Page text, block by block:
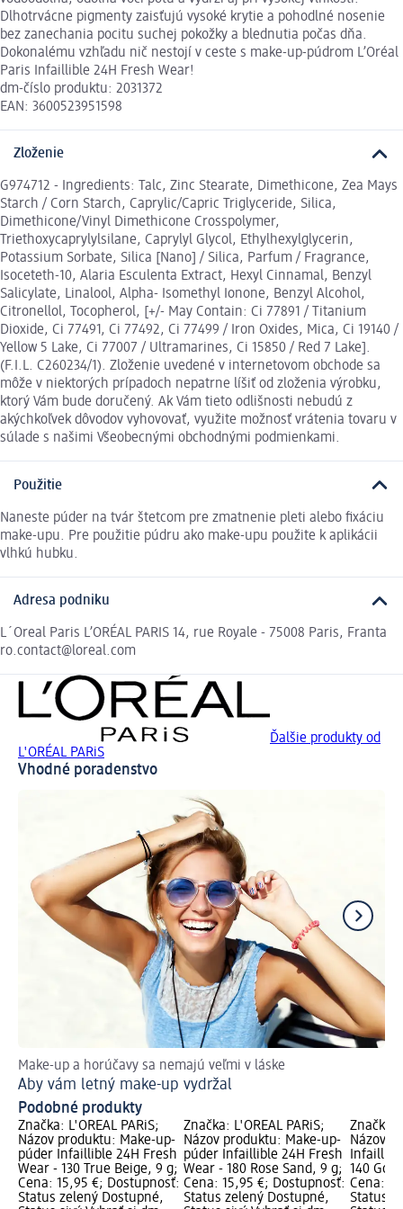
Dlhotrvácne pigmenty zaisťujú vysoké krytie a pohodlné nosenie
bez zanechania pocitu suchej pokožky a blednutia počas dňa.
Dokonalému vzhľadu nič nestojí v ceste s make-up-púdrom L’Oréal
Paris Infaillible 24H Fresh Wear!
dm-číslo produktu: 2031372
EAN: 3600523951598
Zloženie
G974712 - Ingredients: Talc, Zinc Stearate, Dimethicone, Zea Mays
Starch / Corn Starch, Caprylic/Capric Triglyceride, Silica,
Dimethicone/Vinyl Dimethicone Crosspolymer,
Triethoxycaprylylsilane, Caprylyl Glycol, Ethylhexylglycerin,
Potassium Sorbate, Silica [Nano] / Silica, Parfum / Fragrance,
Isoceteth-10, Alaria Esculenta Extract, Hexyl Cinnamal, Benzyl
Salicylate, Linalool, Alpha- Isomethyl Ionone, Benzyl Alcohol,
Citronellol, Tocopherol, [+/- May Contain: Ci 77891 / Titanium
Dioxide, Ci 77491, Ci 77492, Ci 77499 / Iron Oxides, Mica, Ci 19140 /
Yellow 5 Lake, Ci 77007 / Ultramarines, Ci 15850 / Red 7 Lake].
(F.I.L. C260234/1). Zloženie uvedené v internetovom obchode sa
môže v niektorých prípadoch nepatrne líšiť od zloženia výrobku,
ktorý Vám bude doručený. Ak Vám tieto odlišnosti nebudú z
akýchkoľvek dôvodov vyhovovať, využite možnosť vrátenia tovaru v
súlade s našimi Všeobecnými obchodnými podmienkami.
Použitie
Naneste púder na tvár štetcom pre zmatnenie pleti alebo fixáciu
make-upu. Pre použitie púdru ako make-upu použite k aplikácii
vlhkú hubku.
Adresa podniku
L´Oreal Paris L’ORÉAL PARIS 14, rue Royale - 75008 Paris, Franta
ro.contact@loreal.com
Ďalšie produkty od
L'ORÉAL PARiS
Vhodné poradenstvo
Make-up a horúčavy sa nemajú veľmi v láske
Aby vám letný make-up vydržal
Podobné produkty
Značka: L'ORÉAL PARiS;
Názov produktu: Make-up-
púder Infaillible 24H Fresh
Wear - 130 True Beige, 9 g;
Cena: 15,95 €; Dostupnosť:
Status zelený Dostupné,
Značka: L'ORÉAL PARiS;
Názov produktu: Make-up-
púder Infaillible 24H Fresh
Wear - 180 Rose Sand, 9 g;
Cena: 15,95 €; Dostupnosť:
Status zelený Dostupné,
Značka:
Názov
140
Cena:
Status